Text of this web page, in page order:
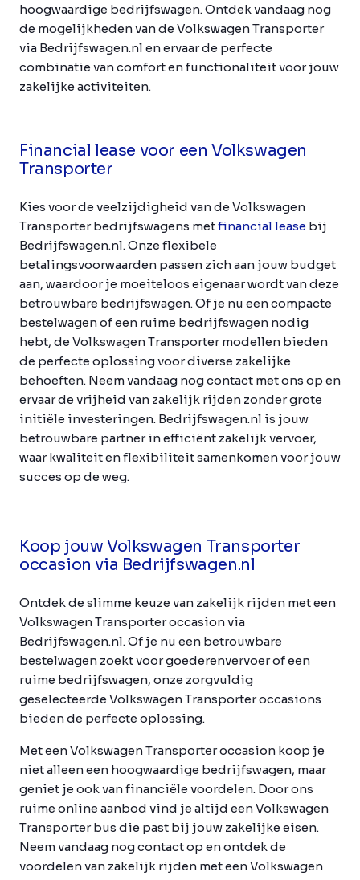
hoogwaardige bedrijfswagen. Ontdek vandaag nog
de mogelijkheden van de Volkswagen Transporter
via Bedrijfswagen.nl en ervaar de perfecte
combinatie van comfort en functionaliteit voor jouw
zakelijke activiteiten.
Financial lease voor een Volkswagen
Transporter
Kies voor de veelzijdigheid van de Volkswagen
Transporter bedrijfswagens metfinancial lease bij
Bedrijfswagen.nl. Onze flexibele
betalingsvoorwaarden passen zich aan jouw budget
aan, waardoor je moeiteloos eigenaar wordt van deze
betrouwbare bedrijfswagen. Of je nu een compacte
bestelwagen of een ruime bedrijfswagen nodig
hebt, de Volkswagen Transporter modellen bieden
de perfecte oplossing voor diverse zakelijke
behoeften. Neem vandaag nog contact met ons op en
ervaar de vrijheid van zakelijk rijden zonder grote
initiële investeringen. Bedrijfswagen.nl is jouw
betrouwbare partner in efficiënt zakelijk vervoer,
waar kwaliteit en flexibiliteit samenkomen voor jouw
succes op de weg.
Koop jouw Volkswagen Transporter
occasion via Bedrijfswagen.nl
Ontdek de slimme keuze van zakelijk rijden met een
Volkswagen Transporter occasion via
Bedrijfswagen.nl. Of je nu een betrouwbare
bestelwagen zoekt voor goederenvervoer of een
ruime bedrijfswagen, onze zorgvuldig
geselecteerde Volkswagen Transporter occasions
bieden de perfecte oplossing.
Met een Volkswagen Transporter occasion koop je
niet alleen een hoogwaardige bedrijfswagen, maar
geniet je ook van financiële voordelen. Door ons
ruime online aanbod vind je altijd een Volkswagen
Transporter bus die past bij jouw zakelijke eisen.
Neem vandaag nog contact op en ontdek de
voordelen van zakelijk rijden met een Volkswagen